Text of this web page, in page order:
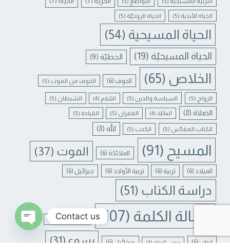
الحياة الأبدية (5) الحياة الروحيّة (5)
الحياة المسيحية (54)
الحياة المسيحيّة (19) الخطيّة (9)
الخلاص (65) الخوف (6) الخوف من الموت (5)
الزواج (5) السياسة والدين (5) السّلام (4) الشيطان (5)
الصلاة (8) العائلة (4) الغفران (5) القيادة (5)
الكتاب المقدّس (5) الكذب (5) الله (8)
المسيح (91) الملائكة (6) الموت (37)
الميلاد (6) تربية (6) تربية الأولاد (6) جبرائيل (6)
دراسة الكتاب (51)
رسالة الكلمة (107) غفران الخطايا
لبنان (6) معنى الحياة (4) ميخائيل (6) يسوع (31)
Contact us